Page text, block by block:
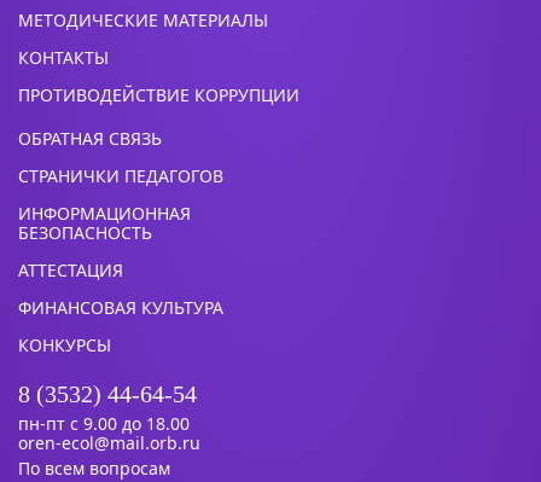
МЕТОДИЧЕСКИЕ МАТЕРИАЛЫ
КОНТАКТЫ
ПРОТИВОДЕЙСТВИЕ КОРРУПЦИИ
ОБРАТНАЯ СВЯЗЬ
СТРАНИЧКИ ПЕДАГОГОВ
ИНФОРМАЦИОННАЯ
БЕЗОПАСНОСТЬ
АТТЕСТАЦИЯ
ФИНАНСОВАЯ КУЛЬТУРА
КОНКУРСЫ
8 (3532) 44-64-54
пн-пт с 9.00 до 18.00
oren-ecol@mail.orb.ru
По всем вопросам